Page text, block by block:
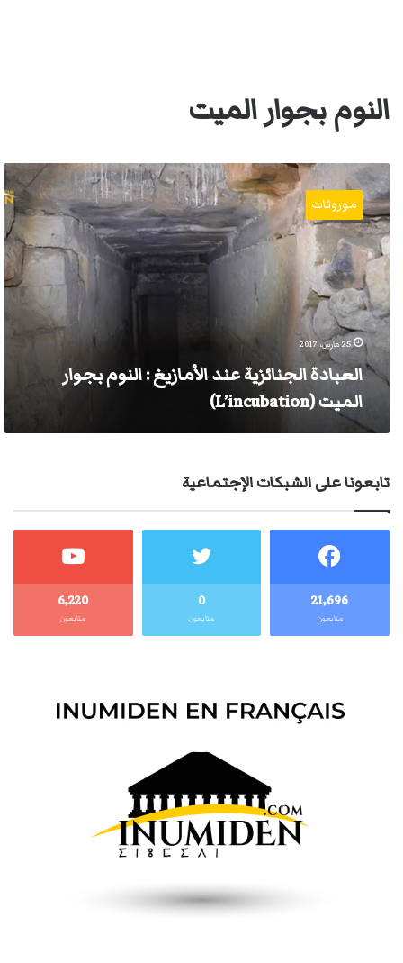
النوم بجوار الميت
العبادة
الجنائزية
عند
الأمازيغ
:
النوم
بجوار
الميت
(L’incubation)
موروثات
25 مارس، 2017
العبادة الجنائزية عند الأمازيغ : النوم بجوار
الميت (L’incubation)
تابعونا على الشبكات الإجتماعية
21٬696
متابعون
0
متابعون
6٬220
متابعون